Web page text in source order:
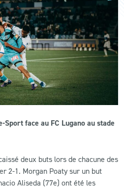
Sport face au FC Lugano au stade
deux buts lors de chacune des
2-1. Morgan Poaty sur un but
Aliseda (77e) ont été les